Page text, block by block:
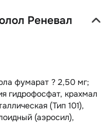
Реневал
фумарат ? 2,50 мг;
гидрофосфат, крахмал
(Тип 101),
(аэросил),